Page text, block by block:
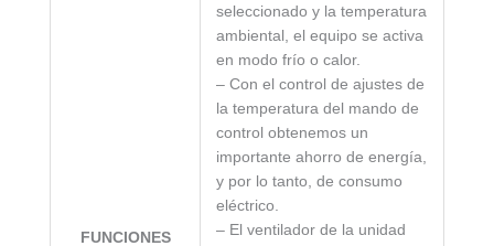
FUNCIONES
seleccionado y la temperatura
ambiental, el equipo se activa
en modo frío o calor.
– Con el control de ajustes de
la temperatura del mando de
control obtenemos un
importante ahorro de energía,
y por lo tanto, de consumo
eléctrico.
– El ventilador de la unidad